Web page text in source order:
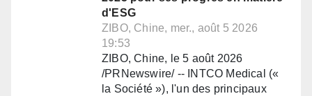
d'ESG
ZIBO, Chine, mer., août 5 2026
19:53
ZIBO, Chine, le 5 août 2026
/PRNewswire/ -- INTCO Medical («
la Société »), l'un des principaux